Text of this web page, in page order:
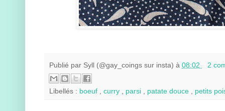
Publié par Syll (@gay_coings sur insta) à 08:02 2
Libellés : boeuf curry parsi patate douce petits